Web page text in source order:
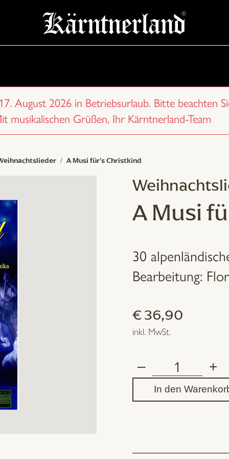
August 2026 in Betriebsurlaub. Bitte beachten
Grüßen, Ihr Kärntnerland-Team
A Musi für’s Christkind
A Musi
30
Bearbeitung:
€36,90
inkl. MwSt.
–
A
Musi
Menge
+
In den